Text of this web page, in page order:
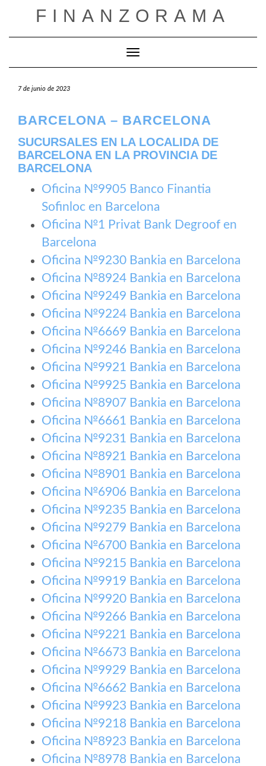
FINANZORAMA
Cambiar modo de navegación
7 de junio de 2023
BARCELONA – BARCELONA
SUCURSALES EN LA LOCALIDA DE
BARCELONA EN LA PROVINCIA DE
BARCELONA
Oficina №9905 Banco Finantia
Sofinloc en Barcelona
Oficina №1 Privat Bank Degroof en
Barcelona
Oficina №9230 Bankia en Barcelona
Oficina №8924 Bankia en Barcelona
Oficina №9249 Bankia en Barcelona
Oficina №9224 Bankia en Barcelona
Oficina №6669 Bankia en Barcelona
Oficina №9246 Bankia en Barcelona
Oficina №9921 Bankia en Barcelona
Oficina №9925 Bankia en Barcelona
Oficina №8907 Bankia en Barcelona
Oficina №6661 Bankia en Barcelona
Oficina №9231 Bankia en Barcelona
Oficina №8921 Bankia en Barcelona
Oficina №8901 Bankia en Barcelona
Oficina №6906 Bankia en Barcelona
Oficina №9235 Bankia en Barcelona
Oficina №9279 Bankia en Barcelona
Oficina №6700 Bankia en Barcelona
Oficina №9215 Bankia en Barcelona
Oficina №9919 Bankia en Barcelona
Oficina №9920 Bankia en Barcelona
Oficina №9266 Bankia en Barcelona
Oficina №9221 Bankia en Barcelona
Oficina №6673 Bankia en Barcelona
Oficina №9929 Bankia en Barcelona
Oficina №6662 Bankia en Barcelona
Oficina №9923 Bankia en Barcelona
Oficina №9218 Bankia en Barcelona
Oficina №8923 Bankia en Barcelona
Oficina №8978 Bankia en Barcelona